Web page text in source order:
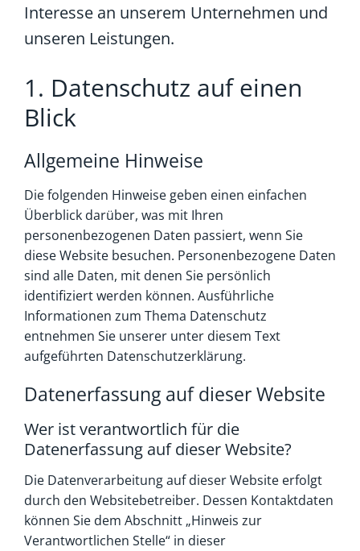
Interesse an unserem Unternehmen und
unseren Leistungen.
1. Datenschutz auf einen
Blick
Allgemeine Hinweise
Die folgenden Hinweise geben einen einfachen
Überblick darüber, was mit Ihren
personenbezogenen Daten passiert, wenn Sie
diese Website besuchen. Personenbezogene Daten
sind alle Daten, mit denen Sie persönlich
identifiziert werden können. Ausführliche
Informationen zum Thema Datenschutz
entnehmen Sie unserer unter diesem Text
aufgeführten Datenschutzerklärung.
Datenerfassung auf dieser Website
Wer ist verantwortlich für die
Datenerfassung auf dieser Website?
Die Datenverarbeitung auf dieser Website erfolgt
durch den Websitebetreiber. Dessen Kontaktdaten
können Sie dem Abschnitt „Hinweis zur
Verantwortlichen Stelle“ in dieser